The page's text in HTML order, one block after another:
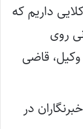
داریم که
روی
وکیل، قاضی
در